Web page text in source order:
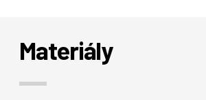
Materiály